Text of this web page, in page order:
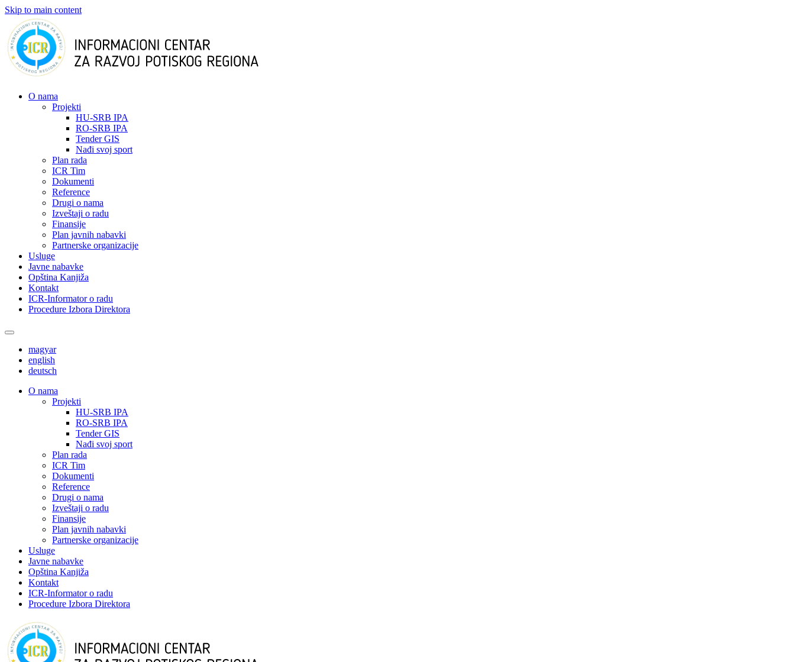
Skip to main content
О nama
Projekti
HU-SRB IPA
RO-SRB IPA
Tender GIS
Nađi svoj sport
Plan rada
ICR Tim
Dokumenti
Reference
Drugi o nama
Izveštaji o radu
Finansije
Plan javnih nabavki
Partnerske organizacije
Usluge
Javne nabavke
Opština Kanjiža
Kontakt
ICR-Informator o radu
Procedure Izbora Direktora
magyar
english
deutsch
О nama
Projekti
HU-SRB IPA
RO-SRB IPA
Tender GIS
Nađi svoj sport
Plan rada
ICR Tim
Dokumenti
Reference
Drugi o nama
Izveštaji o radu
Finansije
Plan javnih nabavki
Partnerske organizacije
Usluge
Javne nabavke
Opština Kanjiža
Kontakt
ICR-Informator o radu
Procedure Izbora Direktora